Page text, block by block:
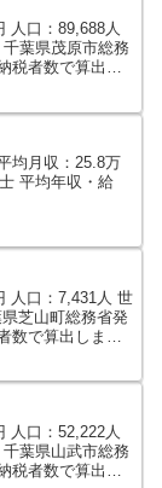
人口：89,688人
葉県茂原市総務
税者数で算出し
均月収：25.8万
平均年収・給
人口：7,431人 世
芝山町総務省発
数で算出しまし
人口：52,222人
葉県山武市総務
税者数で算出し